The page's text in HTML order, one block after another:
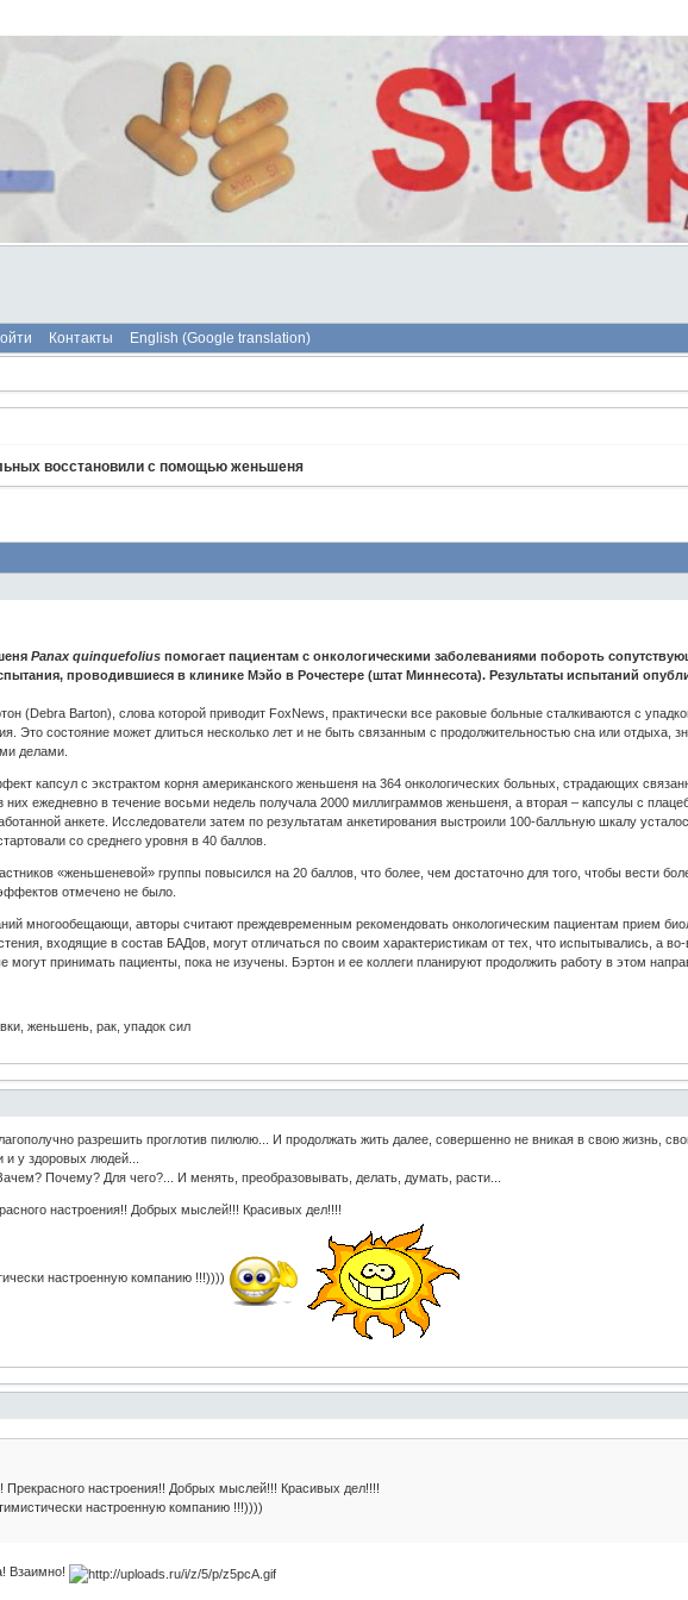
Контакты English (Google translation)
восстановили с помощью женьшеня
Panax quinquefolius помогает пациентам с онкологическими заболеваниями побороть
проводившиеся в клинике Мэйо в Рочестере (штат Миннесота). Результаты испытаний
(Debra Barton), слова которой приводит FoxNews, практически все раковые больные сталкиваются с
Это состояние может длиться несколько лет и не быть связанным с продолжительностью сна или отдыха,
делами.
капсул с экстрактом корня американского женьшеня на 364 онкологических больных, страдающих
ежедневно в течение восьми недель получала 2000 миллиграммов женьшеня, а вторая – капсулы с
анкете. Исследователи затем по результатам анкетирования выстроили 100-балльную шкалу
со среднего уровня в 40 баллов.
«женьшеневой» группы повысился на 20 баллов, что более, чем достаточно для того, чтобы вести
отмечено не было.
многообещающи, авторы считают преждевременным рекомендовать онкологическим пациентам прием
входящие в состав БАДов, могут отличаться по своим характеристикам от тех, что испытывались, а
могут принимать пациенты, пока не изучены. Бэртон и ее коллеги планируют продолжить работу в этом
женьшень, рак, упадок сил
разрешить проглотив пилюлю... И продолжать жить далее, совершенно не вникая в свою жизнь,
и у здоровых людей...
Почему? Для чего?... И менять, преобразовывать, делать, думать, расти...
настроения!! Добрых мыслей!!! Красивых дел!!!!
настроенную компанию !!!))))
Прекрасного настроения!! Добрых мыслей!!! Красивых дел!!!!
настроенную компанию !!!))))
Взаимно!